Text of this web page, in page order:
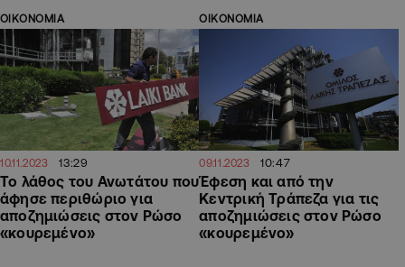
ΟΙΚΟΝΟΜΙΑ
10.11.2023 13:29
Το λάθος του Ανωτάτου που
άφησε περιθώριο για
αποζημιώσεις στον Ρώσο
«κουρεμένο»
ΟΙΚΟΝΟΜΙΑ
09.11.2023 10:47
Έφεση και από την
Κεντρική Τράπεζα για τις
αποζημιώσεις στον Ρώσο
«κουρεμένο»